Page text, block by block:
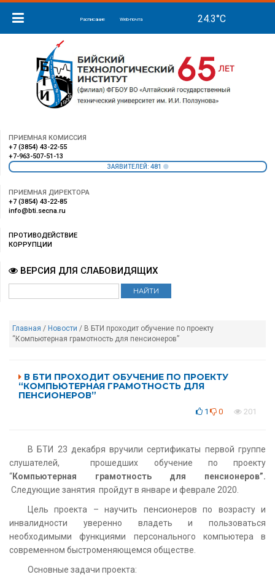
Расписание Web-почта
ПРИЕМНАЯ КОМИССИЯ
+7 (3854) 43-22-55
+7-963-507-51-13
ЗАЯВИТЕЛЕЙ: 481
ПРИЕМНАЯ ДИРЕКТОРА
+7 (3854) 43-22-85
info@bti.secna.ru
ПРОТИВОДЕЙСТВИЕ
КОРРУПЦИИ
ВЕРСИЯ ДЛЯ СЛАБОВИДЯЩИХ
Главная / Новости / В БТИ проходит обучение по проекту
“Компьютерная грамотность для пенсионеров”
В БТИ ПРОХОДИТ ОБУЧЕНИЕ ПО ПРОЕКТУ
“КОМПЬЮТЕРНАЯ ГРАМОТНОСТЬ ДЛЯ
ПЕНСИОНЕРОВ”
1 0 201
В БТИ 23 декабря вручили сертификаты первой группе
слушателей, прошедших обучение по проекту
“Компьютерная грамотность для пенсионеров”.
Следующие занятия пройдут в январе и феврале 2020.
Цель проекта – научить пенсионеров по возрасту и
инвалидности уверенно владеть и пользоваться
необходимыми функциями персонального компьютера в
современном быстроменяющемся обществе.
Основные задачи проекта: